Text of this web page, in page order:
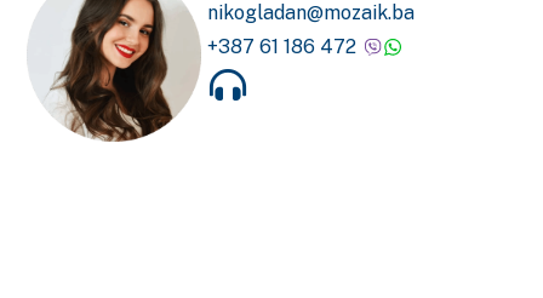
nikogladan@mozaik.ba
+387 61 186 472